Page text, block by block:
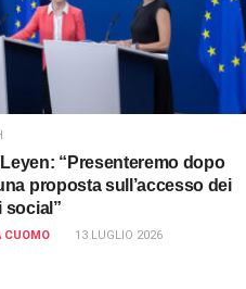
“Presenteremo dopo
una proposta sull’accesso dei
social”
CUOMO 13 LUGLIO 2026